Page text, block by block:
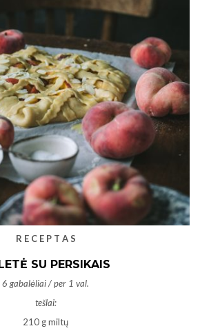
R E C E P T A S
SU PERSIKAIS
6 gabalėliai / per 1 val.
tešlai:
210 g miltų